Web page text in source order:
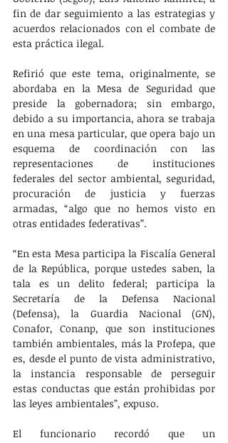
fin de dar seguimiento a las estrategias y
acuerdos relacionados con el combate de
esta práctica ilegal.
Refirió que este tema, originalmente, se
abordaba en la Mesa de Seguridad que
preside la gobernadora; sin embargo,
debido a su importancia, ahora se trabaja
en una mesa particular, que opera bajo un
esquema de coordinación con las
representaciones de instituciones
federales del sector ambiental, seguridad,
procuración de justicia y fuerzas
armadas, “algo que no hemos visto en
otras entidades federativas”.
“En esta Mesa participa la Fiscalía General
de la República, porque ustedes saben, la
tala es un delito federal; participa la
Secretaría de la Defensa Nacional
(Defensa), la Guardia Nacional (GN),
Conafor, Conanp, que son instituciones
también ambientales, más la Profepa, que
es, desde el punto de vista administrativo,
la instancia responsable de perseguir
estas conductas que están prohibidas por
las leyes ambientales”, expuso.
El funcionario recordó que un